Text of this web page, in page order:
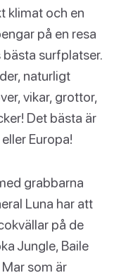
klimat och en
på en resa
surfplatser.
naturligt
vikar, grottor,
Det bästa är
Europa!
grabbarna
Luna har att
på de
Jungle, Baile
som är